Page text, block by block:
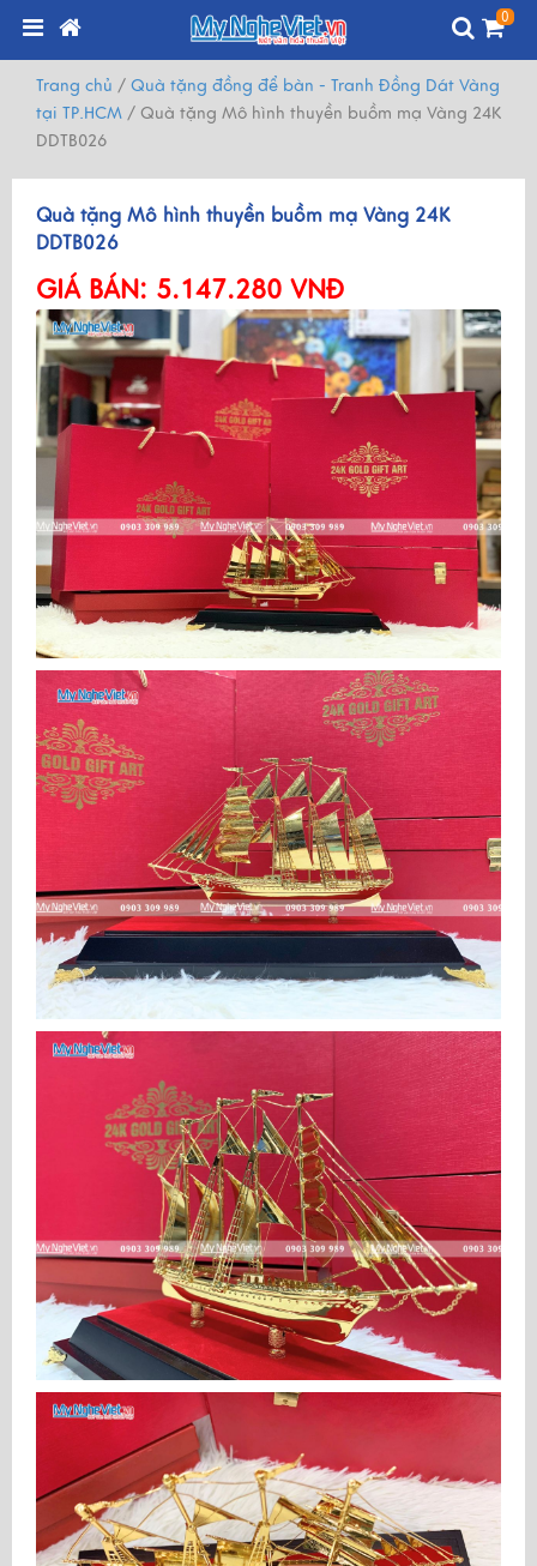
0
Trang chủ / Quà tặng đồng để bàn - Tranh Đồng Dát Vàng
tại TP.HCM / Quà tặng Mô hình thuyền buồm mạ Vàng 24K
DDTB026
Quà tặng Mô hình thuyền buồm mạ Vàng 24K
DDTB026
GIÁ BÁN: 5.147.280 VNĐ